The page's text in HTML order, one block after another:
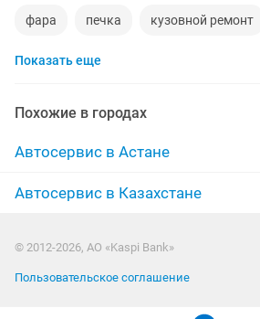
фара печка кузовной ремонт
заправка кондиционеров
пассажирские перевозки
ремонт карбюраторов ремонт акпп
кпп установка гбо
диагностика
Показать еще
Похожие в городах
Автосервис в Астане
Автосервис в Казахстане
© 2012-2026, АО «Kaspi Bank»
Пользовательское соглашение